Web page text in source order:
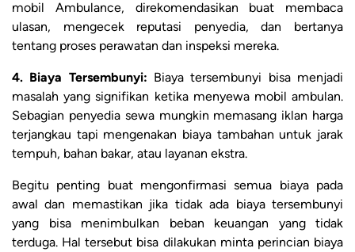
mobil Ambulance, direkomendasikan buat membaca
ulasan, mengecek reputasi penyedia, dan bertanya
tentang proses perawatan dan inspeksi mereka.
4. Biaya Tersembunyi: Biaya tersembunyi bisa menjadi
masalah yang signifikan ketika menyewa mobil ambulan.
Sebagian penyedia sewa mungkin memasang iklan harga
terjangkau tapi mengenakan biaya tambahan untuk jarak
tempuh, bahan bakar, atau layanan ekstra.
Begitu penting buat mengonfirmasi semua biaya pada
awal dan memastikan jika tidak ada biaya tersembunyi
yang bisa menimbulkan beban keuangan yang tidak
terduga. Hal tersebut bisa dilakukan minta perincian biaya